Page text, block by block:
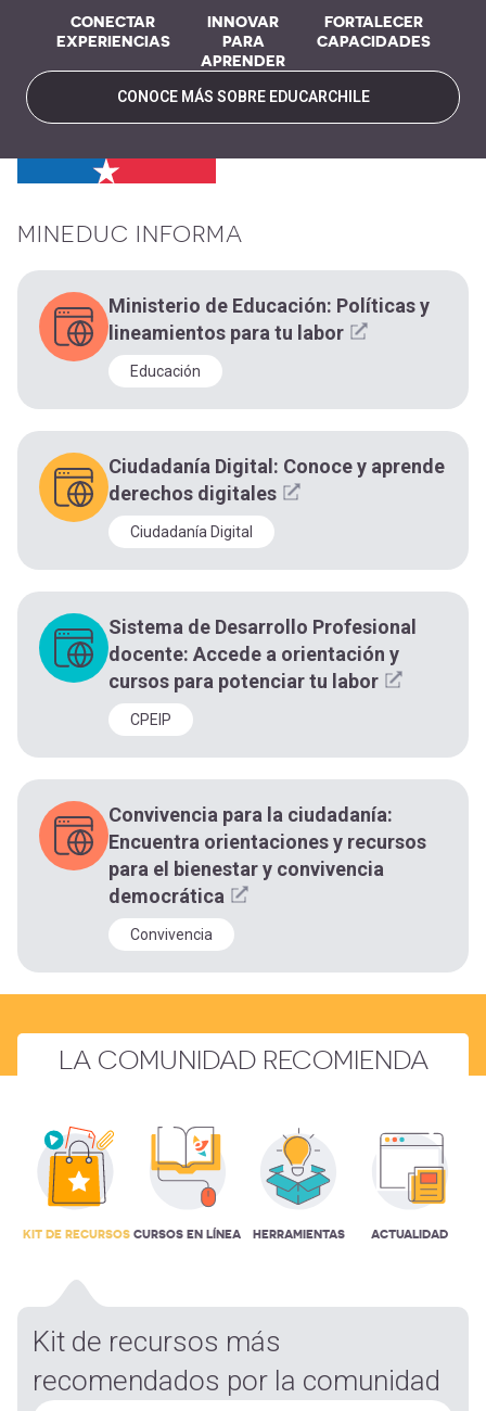
CONECTAR
EXPERIENCIAS
INNOVAR
PARA
APRENDER
FORTALECER
CAPACIDADES
CONOCE MÁS SOBRE EDUCARCHILE
MINEDUC INFORMA
Ministerio de Educación: Políticas y
lineamientos para tu labor
Educación
Ciudadanía Digital: Conoce y aprende
derechos digitales
Ciudadanía Digital
Sistema de Desarrollo Profesional
docente: Accede a orientación y
cursos para potenciar tu labor
CPEIP
Convivencia para la ciudadanía:
Encuentra orientaciones y recursos
para el bienestar y convivencia
democrática
Convivencia
LA COMUNIDAD RECOMIENDA
KIT DE RECURSOS CURSOS EN LÍNEA HERRAMIENTAS ACTUALIDAD
Kit de recursos más
recomendados por la comunidad